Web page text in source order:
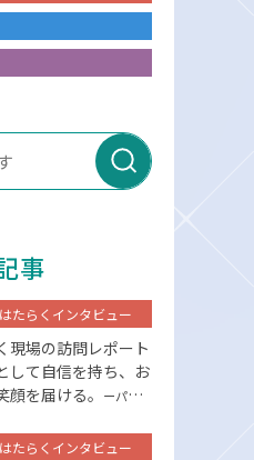
事
たらくインタビュー
現場の訪問レポート
して⾃信を持ち、お
顔を届ける。
ーパーソ
たらくインタビュー